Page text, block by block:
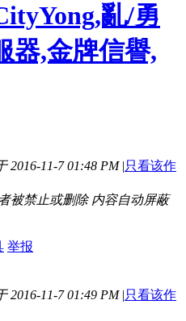
亂/勇
器,金牌信譽,
2016-11-7 01:48 PM |只看该作
被禁止或删除 内容自动屏蔽
举报
2016-11-7 01:49 PM |只看该作